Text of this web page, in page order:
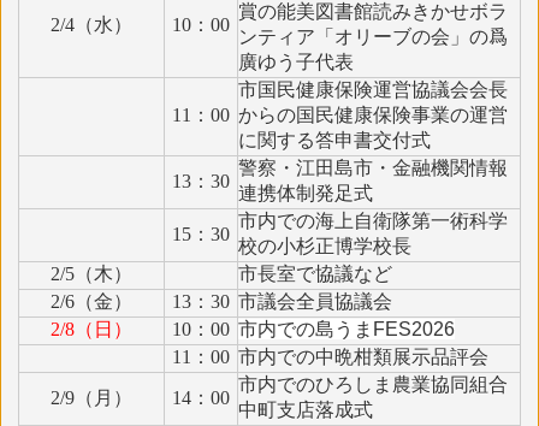
2/4（水） 10：00
賞の能美図書館読みきかせボラ
ンティア「オリーブの会」の爲
廣ゆう子代表
11：00
市国民健康保険運営協議会会長
からの国民健康保険事業の運営
に関する答申書交付式
13：30
警察・江田島市・金融機関情報
連携体制発足式
15：30
市内での海上自衛隊第一術科学
校の小杉正博学校長
2/5（木）
市長室で協議など
2/6（金）
13：30 市議会全員協議会
2/8（日）
10：00 市内での島うまFES2026
11：00 市内での中晩柑類展示品評会
2/9（月）
14：00
市内でのひろしま農業協同組合
中町支店落成式